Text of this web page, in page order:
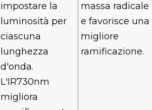
impostare la
luminosità per
ciascuna
lunghezza
d'onda.
L'IR730nm
migliora
massa radicale
e favorisce una
migliore
ramificazione.